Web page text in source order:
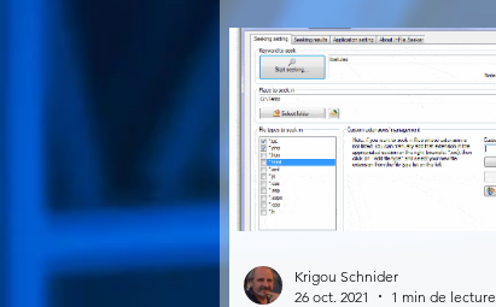
Krigou Schnider
26 oct. 2021
1 min de lecture